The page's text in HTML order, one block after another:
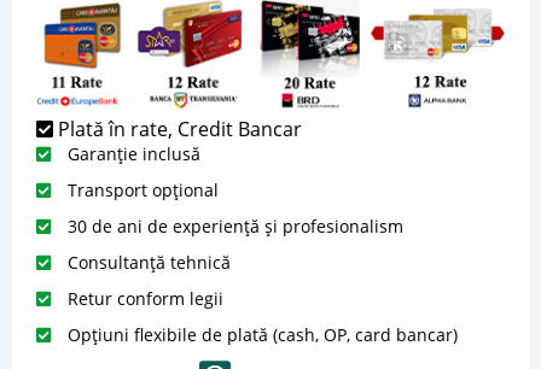
Plată în rate, Credit Bancar
Garanție inclusă
Transport opțional
30 de ani de experiență și profesionalism
Consultanță tehnică
Retur conform legii
Opțiuni flexibile de plată (cash, OP, card bancar)